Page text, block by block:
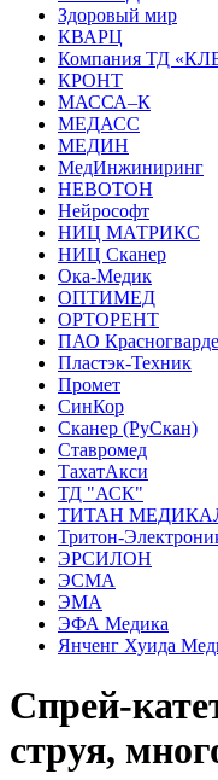
Здоровый мир
КВАРЦ
Компания ТД
КРОНТ
МАССА–К
МЕДАСС
МЕДИН
МедИнжиниринг
НЕВОТОН
Нейрософт
НИЦ МАТРИКС
НИЦ Сканер
Ока-Медик
ОПТИМЕД
ОРТОРЕНТ
ПАО
Пластэк-Техник
Промет
СинКор
Сканер (РуСкан)
Ставромед
ТахатАкси
ТД "АСК"
ТИТАН
Тритон-
ЭРСИЛОН
ЭСМА
ЭМА
ЭФА Медика
Янченг Хуида
Спрей-
струя,